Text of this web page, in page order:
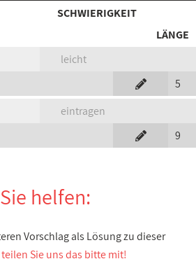
SCHWIERIGKEIT
LÄNGE
leicht
5
eintragen
9
helfen:
Vorschlag als Lösung zu dieser
Sie uns das bitte mit!